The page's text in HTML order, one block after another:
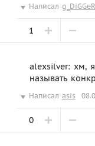
Написал g_DiGGeR
1
alexsilver: хм,
называть
Написал asis
0